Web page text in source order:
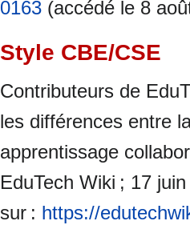
0163 (accédé le 8
Style CBE/CSE
Contributeurs de
les différences entre
apprentissage
EduTech Wiki ; 17
sur : https://